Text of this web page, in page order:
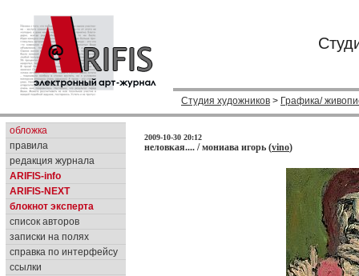
Студия художников > Графика/
обложка
правила
редакция журнала
ARIFIS-info
ARIFIS-NEXT
блокнот эксперта
список авторов
записки на полях
справка по интерфейсу
ссылки
2009-10-30 20:12
неловкая.... / мониава игорь (vino)